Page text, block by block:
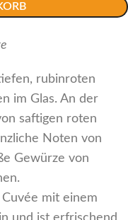
rubinroten
im Glas. An der
saftigen roten
Noten von
Gewürze von
mit einem